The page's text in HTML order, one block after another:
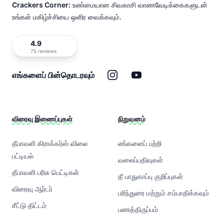
Crackers Corner: உண்மையான சிவகாசி வாணவேடிக்கைகளுடன்
உங்கள் மகிழ்ச்சியை ஒளிர வைக்கவும்.
4.9
75 reviews
எங்களைப் பின்தொடரவும் இன்ஸ்டாகிராம்
யூடியூப்
விரைவு இணைப்புகள்
தீபாவளி கிராக்கர்ஸ் விலை
பட்டியல்
தீபாவளி பரிசு பெட்டிகள்
விரைவு ஆர்டர்
சீட்டு திட்டம்
நிறுவனம்
எங்களைப் பற்றி
வலைப்பதிவுகள்
தீ பாதுகாப்பு குறிப்புகள்
பரிந்துரை மற்றும் சம்பாதிக்கவும்
பணத்திருப்பம்